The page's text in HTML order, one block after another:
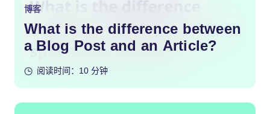
博客
What is the difference between
a Blog Post and an Article?
阅读时间：10 分钟